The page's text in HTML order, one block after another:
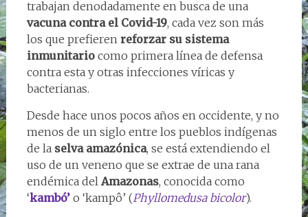
trabajan denodadamente en busca de una
vacuna contra el Covid-19, cada vez son más
los que prefieren reforzar su sistema
inmunitariocomo primera línea de defensa
contra esta y otras infecciones víricas y
bacterianas.
Desde hace unos pocos años en occidente, y no
menos de un siglo entre los pueblos indígenas
de la selva amazónica, se está extendiendo el
uso de un veneno que se extrae de una rana
endémica del Amazonas, conocida como
‘kambó’o ‘kampô’ (Phyllomedusa bicolor).